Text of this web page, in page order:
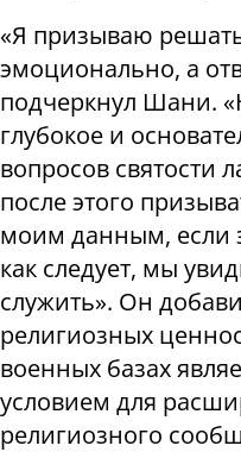
«Я призываю
эмоционально, а
подчеркнул Шани.
глубокое и
вопросов святости
после этого
моим данным, если
как следует, мы
служить». Он
религиозных
военных базах
условием для
религиозного